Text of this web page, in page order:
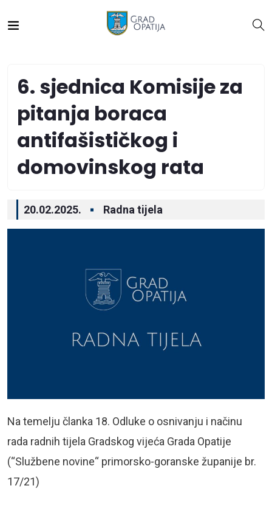
6. sjednica Komisije za
pitanja boraca
antifašističkog i
domovinskog rata
20.02.2025. Radna tijela
Na temelju članka 18. Odluke o osnivanju i načinu
rada radnih tijela Gradskog vijeća Grada Opatije
(“Službene novine“ primorsko-goranske županije br.
17/21)